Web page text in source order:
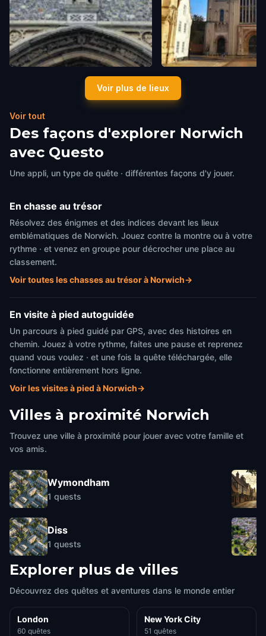
United Kingdom
Norwich Cathedral
Norwich
Voir plus de lieux
Voir tout
Des façons d'explorer Norwich
avec Questo
Une appli, un type de quête · différentes façons d'y jouer.
En chasse au trésor
Résolvez des énigmes et des indices devant les lieux
emblématiques de Norwich. Jouez contre la montre ou à votre
rythme · et venez en groupe pour décrocher une place au
classement.
Voir toutes les chasses au trésor à Norwich→
En visite à pied autoguidée
Un parcours à pied guidé par GPS, avec des histoires en
chemin. Jouez à votre rythme, faites une pause et reprenez
quand vous voulez · et une fois la quête téléchargée, elle
fonctionne entièrement hors ligne.
Voir les visites à pied à Norwich→
Villes à proximité Norwich
Trouvez une ville à proximité pour jouer avec votre famille et
vos amis.
Wymondham
1 quests
Diss
1 quests
Explorer plus de villes
Découvrez des quêtes et aventures dans le monde entier
London
60 quêtes
New York City
51 quêtes